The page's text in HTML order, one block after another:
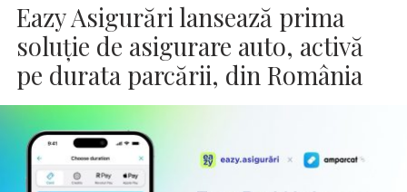
Eazy Asigurări lansează prima
soluție de asigurare auto, activă
pe durata parcării, din România